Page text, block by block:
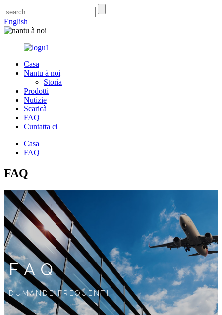
English
Casa
Nantu à noi
Storia
Prodotti
Nutizie
Scaricà
FAQ
Cuntatta ci
Casa
FAQ
FAQ
FAQ
DUMANDE FREQUENTI